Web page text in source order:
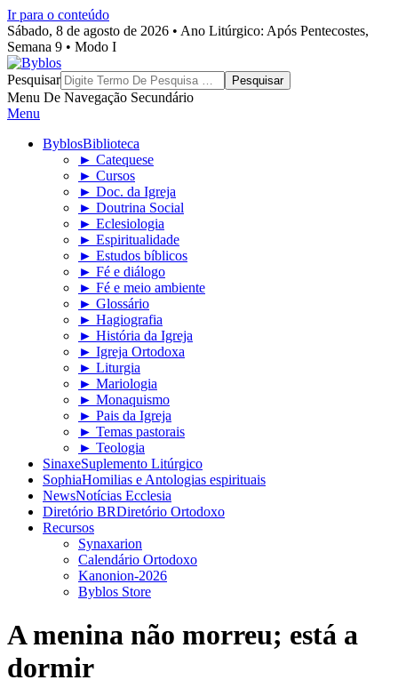
Ir para o conteúdo
Sábado, 8 de agosto de 2026 • Ano Litúrgico: Após Pentecostes,
Semana 9 • Modo I
Byblos
Pesquisar
Menu De Navegação Secundário
Menu
ByblosBiblioteca
► Catequese
► Cursos
► Doc. da Igreja
► Doutrina Social
► Eclesiologia
► Espiritualidade
► Estudos bíblicos
► Fé e diálogo
► Fé e meio ambiente
► Glossário
► Hagiografia
► História da Igreja
► Igreja Ortodoxa
► Liturgia
► Mariologia
► Monaquismo
► Pais da Igreja
► Temas pastorais
► Teologia
SinaxeSuplemento Litúrgico
SophiaHomilias e Antologias espirituais
NewsNotícias Ecclesia
Diretório BRDiretório Ortodoxo
Recursos
Synaxarion
Calendário Ortodoxo
Kanonion-2026
Byblos Store
A menina não morreu; está a
dormir